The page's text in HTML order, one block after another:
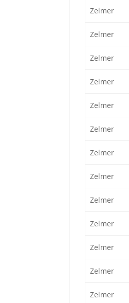
Zelmer
Zelmer
Zelmer
Zelmer
Zelmer
Zelmer
Zelmer
Zelmer
Zelmer
Zelmer
Zelmer
Zelmer
Zelmer